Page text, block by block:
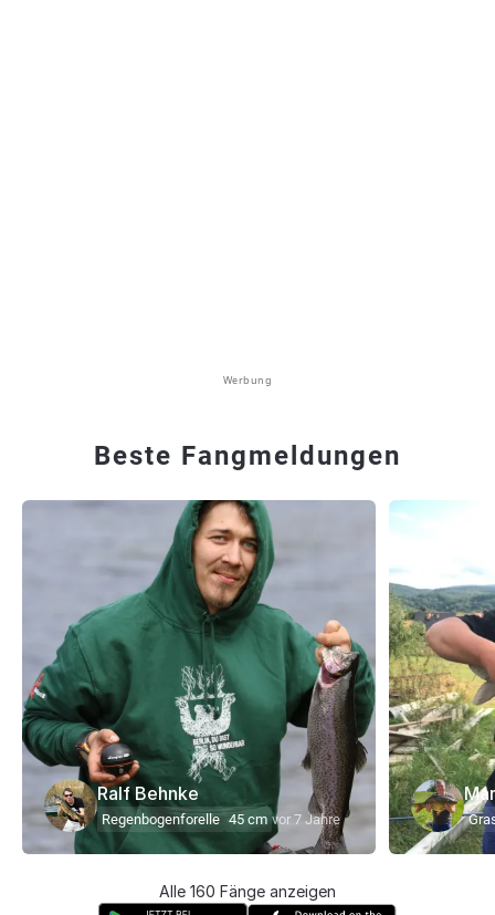
Werbung
Beste Fangmeldungen
Ralf Behnke
Regenbogenforelle 45 cm vor 7 Jahre
Alle 160 Fänge anzeigen